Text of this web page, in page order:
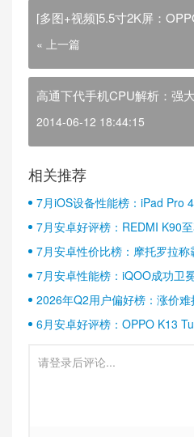
[多图+视频]5.5寸2K屏：
« 上一篇
高通下代手机CPU解析：强
2014-06-12 18:44:15
相关推荐
7月iOS设备性能榜：iPad Pro
7月安卓好评榜：REDMI K90
半壁江山
7月安卓性价比榜：摩托罗拉
7月安卓性能榜：iQOO成功卫
2026年Q2用户偏好榜：涨价
6月安卓好评榜：OPPO K13